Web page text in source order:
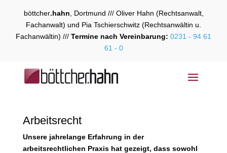
böttcher.hahn , Dortmund /// Oliver Hahn (Rechtsanwalt,
Fachanwalt) und Pia Tschierschwitz (Rechtsanwältin u.
Fachanwältin) /// Termine nach Vereinbarung: 0231 - 94 61
61 - 0
Arbeitsrecht
Unsere jahrelange Erfahrung in der
arbeitsrechtlichen Praxis hat gezeigt, dass sowohl